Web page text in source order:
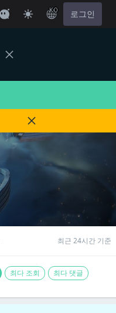
KO 로그인
최근 24시간 기준
최다 조회 최다 댓글